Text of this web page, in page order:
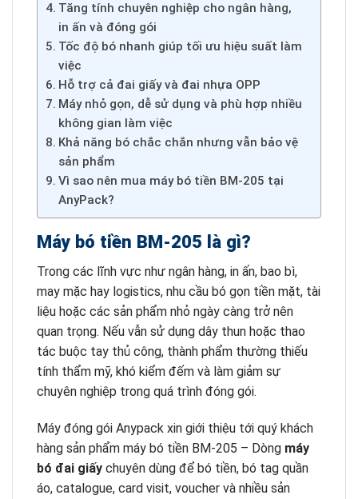
Tăng tính chuyên nghiệp cho ngân hàng,
in ấn và đóng gói
Tốc độ bó nhanh giúp tối ưu hiệu suất làm
việc
Hỗ trợ cả đai giấy và đai nhựa OPP
Máy nhỏ gọn, dễ sử dụng và phù hợp nhiều
không gian làm việc
Khả năng bó chắc chắn nhưng vẫn bảo vệ
sản phẩm
Vì sao nên mua máy bó tiền BM-205 tại
AnyPack?
Máy bó tiền BM-205 là gì?
Trong các lĩnh vực như ngân hàng, in ấn, bao bì,
may mặc hay logistics, nhu cầu bó gọn tiền mặt, tài
liệu hoặc các sản phẩm nhỏ ngày càng trở nên
quan trọng. Nếu vẫn sử dụng dây thun hoặc thao
tác buộc tay thủ công, thành phẩm thường thiếu
tính thẩm mỹ, khó kiểm đếm và làm giảm sự
chuyên nghiệp trong quá trình đóng gói.
Máy đóng gói Anypack xin giới thiệu tới quý khách
hàng sản phẩm máy bó tiền BM-205 – Dòng máy
bó đai giấy chuyên dùng để bó tiền, bó tag quần
áo, catalogue, card visit, voucher và nhiều sản